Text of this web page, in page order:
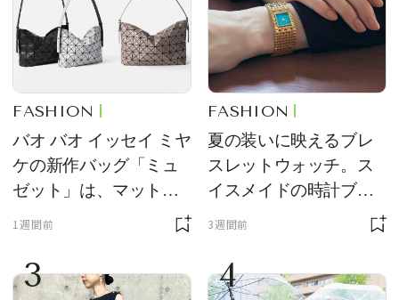
FASHION
バオ バオ イッセイ ミヤ
ケの新作バッグ「ミュ
ゼット」は、マットな
1週間前
FASHION
夏の装いに映えるブレ
スレットウォッチ。ス
イスメイドの時計ブラ
ンド【フレデリック・
をレビュー。【それい
け！ 良品ハンター】
3週間前
3 4